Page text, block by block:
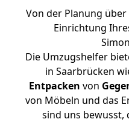
Von der Planung
Einrichtung
Die Umzugshelfer
in Saarbrücken
Entpacken von
von Möbeln und das
sind uns bewusst,